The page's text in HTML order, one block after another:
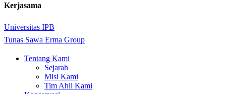
Kerjasama
Universitas IPB
Tunas Sawa Erma Group
Close
Tentang Kami
Sejarah
Misi Kami
Tim Ahli Kami